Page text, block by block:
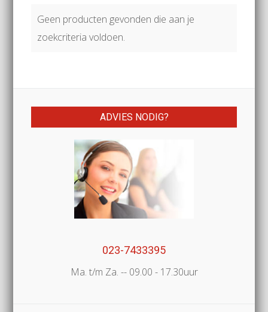
Geen producten gevonden die aan je
zoekcriteria voldoen.
ADVIES NODIG?
023-7433395
Ma. t/m Za. -- 09.00 - 17.30uur